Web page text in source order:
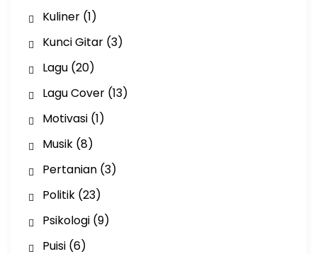
Kuliner(1)
Kunci Gitar(3)
Lagu(20)
Lagu Cover(13)
Motivasi(1)
Musik(8)
Pertanian(3)
Politik(23)
Psikologi(9)
Puisi(6)